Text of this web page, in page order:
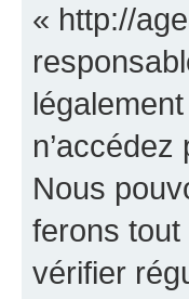
« http://
Nous
ferons tout
vérifier